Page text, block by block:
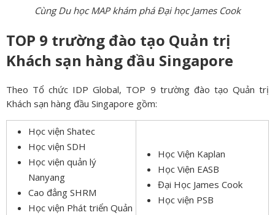
Cùng Du học MAP khám phá Đại học James Cook
TOP 9 trường đào tạo Quản trị
Khách sạn hàng đầu Singapore
Theo Tổ chức IDP Global, TOP 9 trường đào tạo Quản trị
Khách sạn hàng đầu Singapore gồm:
Học viện Shatec
Học viện SDH
Học viện quản lý
Nanyang
Cao đẳng SHRM
Học viện Phát triển Quản
Học Viện Kaplan
Học Viện EASB
Đại Học James Cook
Học viện PSB